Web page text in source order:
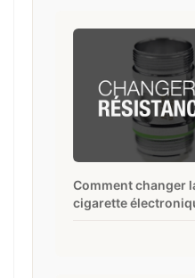
Comment changer
cigarette